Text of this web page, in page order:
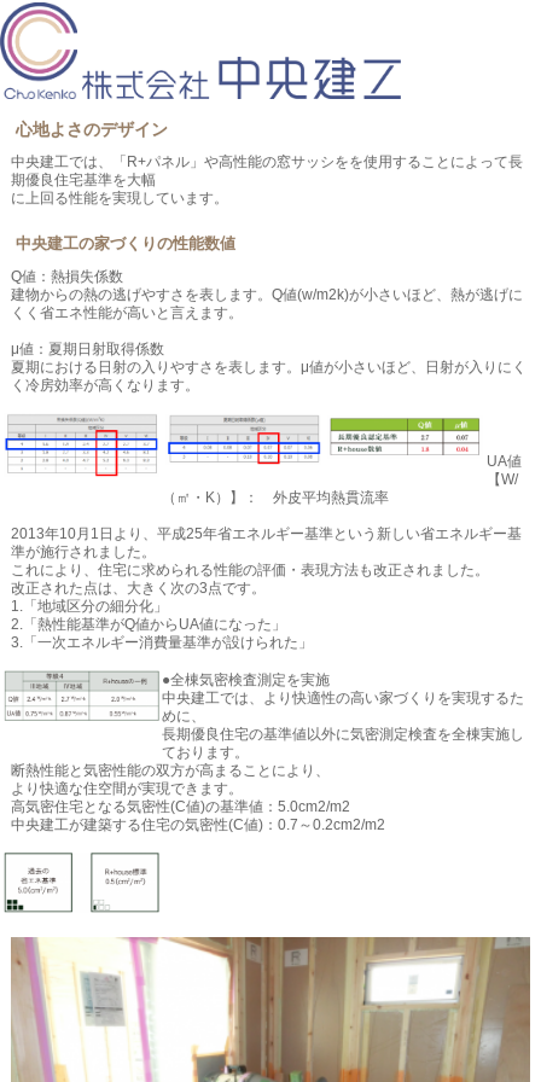
心地よさのデザイン
中央建工では、「R+パネル」や高性能の窓サッシをを使用することによって長
期優良住宅基準を大幅
に上回る性能を実現しています。
中央建工の家づくりの性能数値
Q値：熱損失係数
建物からの熱の逃げやすさを表します。Q値(w/m2k)が小さいほど、熱が逃げに
くく省エネ性能が高いと言えます。
μ値：夏期日射取得係数
夏期における日射の入りやすさを表します。μ値が小さいほど、日射が入りにく
く冷房効率が高くなります。
UA値
【W/
（㎡・K）】： 外皮平均熱貫流率
2013年10月1日より、平成25年省エネルギー基準という新しい省エネルギー基
準が施行されました。
これにより、住宅に求められる性能の評価・表現方法も改正されました。
改正された点は、大きく次の3点です。
1.「地域区分の細分化」
2.「熱性能基準がQ値からUA値になった」
3.「一次エネルギー消費量基準が設けられた」
●全棟気密検査測定を実施
中央建工では、より快適性の高い家づくりを実現するた
めに、
長期優良住宅の基準値以外に気密測定検査を全棟実施し
ております。
断熱性能と気密性能の双方が高まることにより、
より快適な住空間が実現できます。
高気密住宅となる気密性(C値)の基準値：5.0cm2/m2
中央建工が建築する住宅の気密性(C値)：0.7～0.2cm2/m2